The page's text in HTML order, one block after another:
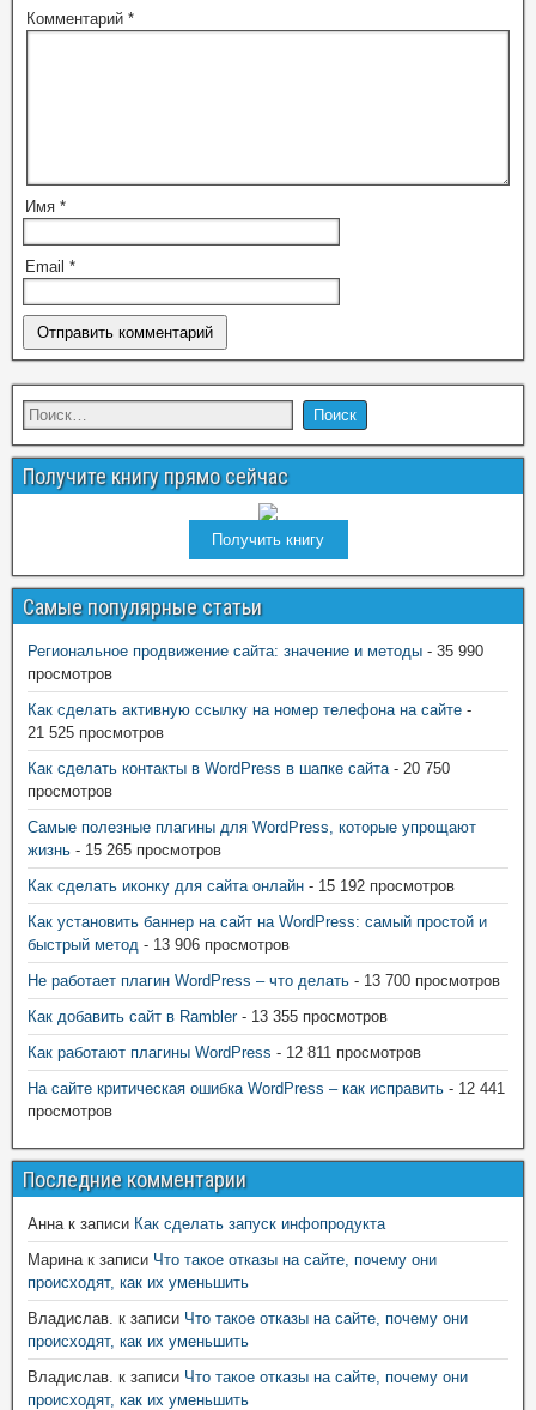
Комментарий *
Имя *
Email *
Получите книгу прямо сейчас
Получить книгу
Самые популярные статьи
Региональное продвижение сайта: значение и методы - 35 990
просмотров
Как сделать активную ссылку на номер телефона на сайте -
21 525 просмотров
Как сделать контакты в WordPress в шапке сайта - 20 750
просмотров
Самые полезные плагины для WordPress, которые упрощают
жизнь - 15 265 просмотров
Как сделать иконку для сайта онлайн - 15 192 просмотров
Как установить баннер на сайт на WordPress: самый простой и
быстрый метод - 13 906 просмотров
Не работает плагин WordPress – что делать - 13 700 просмотров
Как добавить сайт в Rambler- 13 355 просмотров
Как работают плагины WordPress - 12 811 просмотров
На сайте критическая ошибка WordPress – как исправить - 12 441
просмотров
Последние комментарии
Анна к записи Как сделать запуск инфопродукта
Марина к записи Что такое отказы на сайте, почему они
происходят, как их уменьшить
Владислав. к записи Что такое отказы на сайте, почему они
происходят, как их уменьшить
Владислав. к записи Что такое отказы на сайте, почему они
происходят, как их уменьшить